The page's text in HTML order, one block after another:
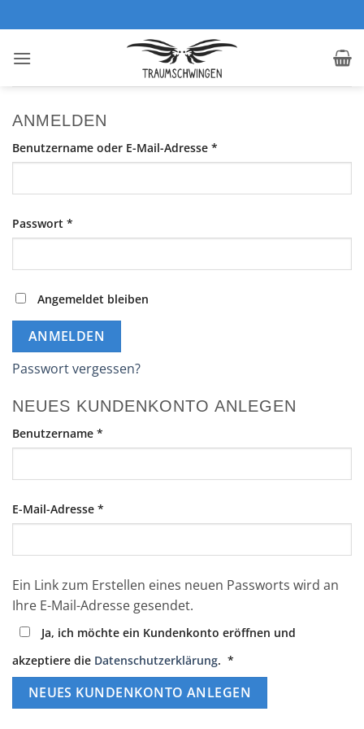
Inhalt
springen
ANMELDEN
Benutzername oder E-Mail-Adresse *
Passwort *
Angemeldet bleiben
ANMELDEN
Passwort vergessen?
NEUES KUNDENKONTO ANLEGEN
Benutzername *
E-Mail-Adresse *
Ein Link zum Erstellen eines neuen Passworts wird an
Ihre E-Mail-Adresse gesendet.
Ja, ich möchte ein Kundenkonto eröffnen und
akzeptiere die Datenschutzerklärung. *
NEUES KUNDENKONTO ANLEGEN